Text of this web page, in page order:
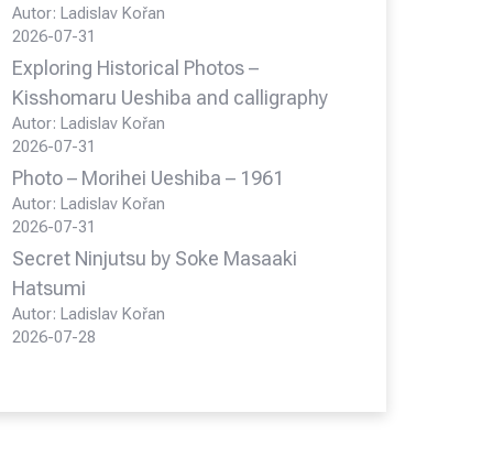
Autor: Ladislav Kořan
2026-07-31
Exploring Historical Photos –
Kisshomaru Ueshiba and calligraphy
Autor: Ladislav Kořan
2026-07-31
Photo – Morihei Ueshiba – 1961
Autor: Ladislav Kořan
2026-07-31
Secret Ninjutsu by Soke Masaaki
Hatsumi
Autor: Ladislav Kořan
2026-07-28